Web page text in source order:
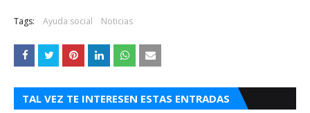
Tags: Ayuda social Noticias
TAL VEZ TE INTERESEN ESTAS ENTRADAS